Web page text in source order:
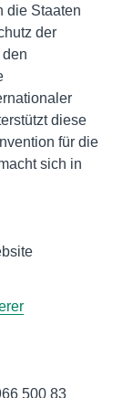
die Staaten
der
diese
für die
sich in
500 83